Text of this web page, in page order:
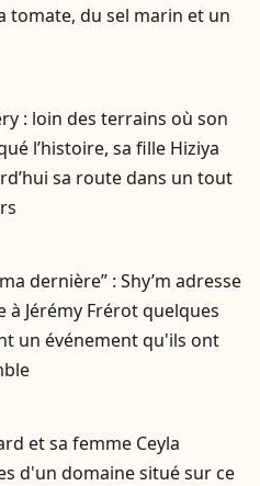
tomate, du sel marin et un
: loin des terrains où son
l’histoire, sa fille Hiziya
sa route dans un tout
dernière” : Shy’m adresse
à Jérémy Frérot quelques
un événement qu'ils ont
et sa femme Ceyla
d'un domaine situé sur ce